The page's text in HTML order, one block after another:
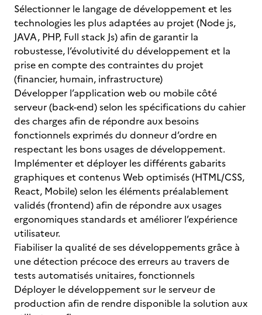
Sélectionner le langage de développement et les
technologies les plus adaptées au projet (Node js,
JAVA, PHP, Full stack Js) afin de garantir la
robustesse, l’évolutivité du développement et la
prise en compte des contraintes du projet
(financier, humain, infrastructure)
Développer l’application web ou mobile côté
serveur (back-end) selon les spécifications du cahier
des charges afin de répondre aux besoins
fonctionnels exprimés du donneur d’ordre en
respectant les bons usages de développement.
Implémenter et déployer les différents gabarits
graphiques et contenus Web optimisés (HTML/CSS,
React, Mobile) selon les éléments préalablement
validés (frontend) afin de répondre aux usages
ergonomiques standards et améliorer l’expérience
utilisateur.
Fiabiliser la qualité de ses développements grâce à
une détection précoce des erreurs au travers de
tests automatisés unitaires, fonctionnels
Déployer le développement sur le serveur de
production afin de rendre disponible la solution aux